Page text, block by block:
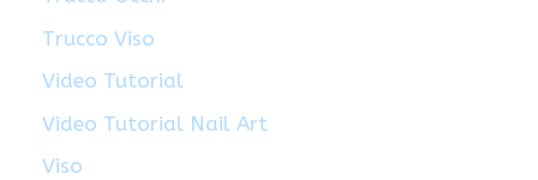
Trucco Viso
Video Tutorial
Video Tutorial Nail Art
Viso